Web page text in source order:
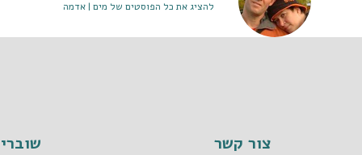
להציג את כל הפוסטים של מים | אדמה
צור קשר